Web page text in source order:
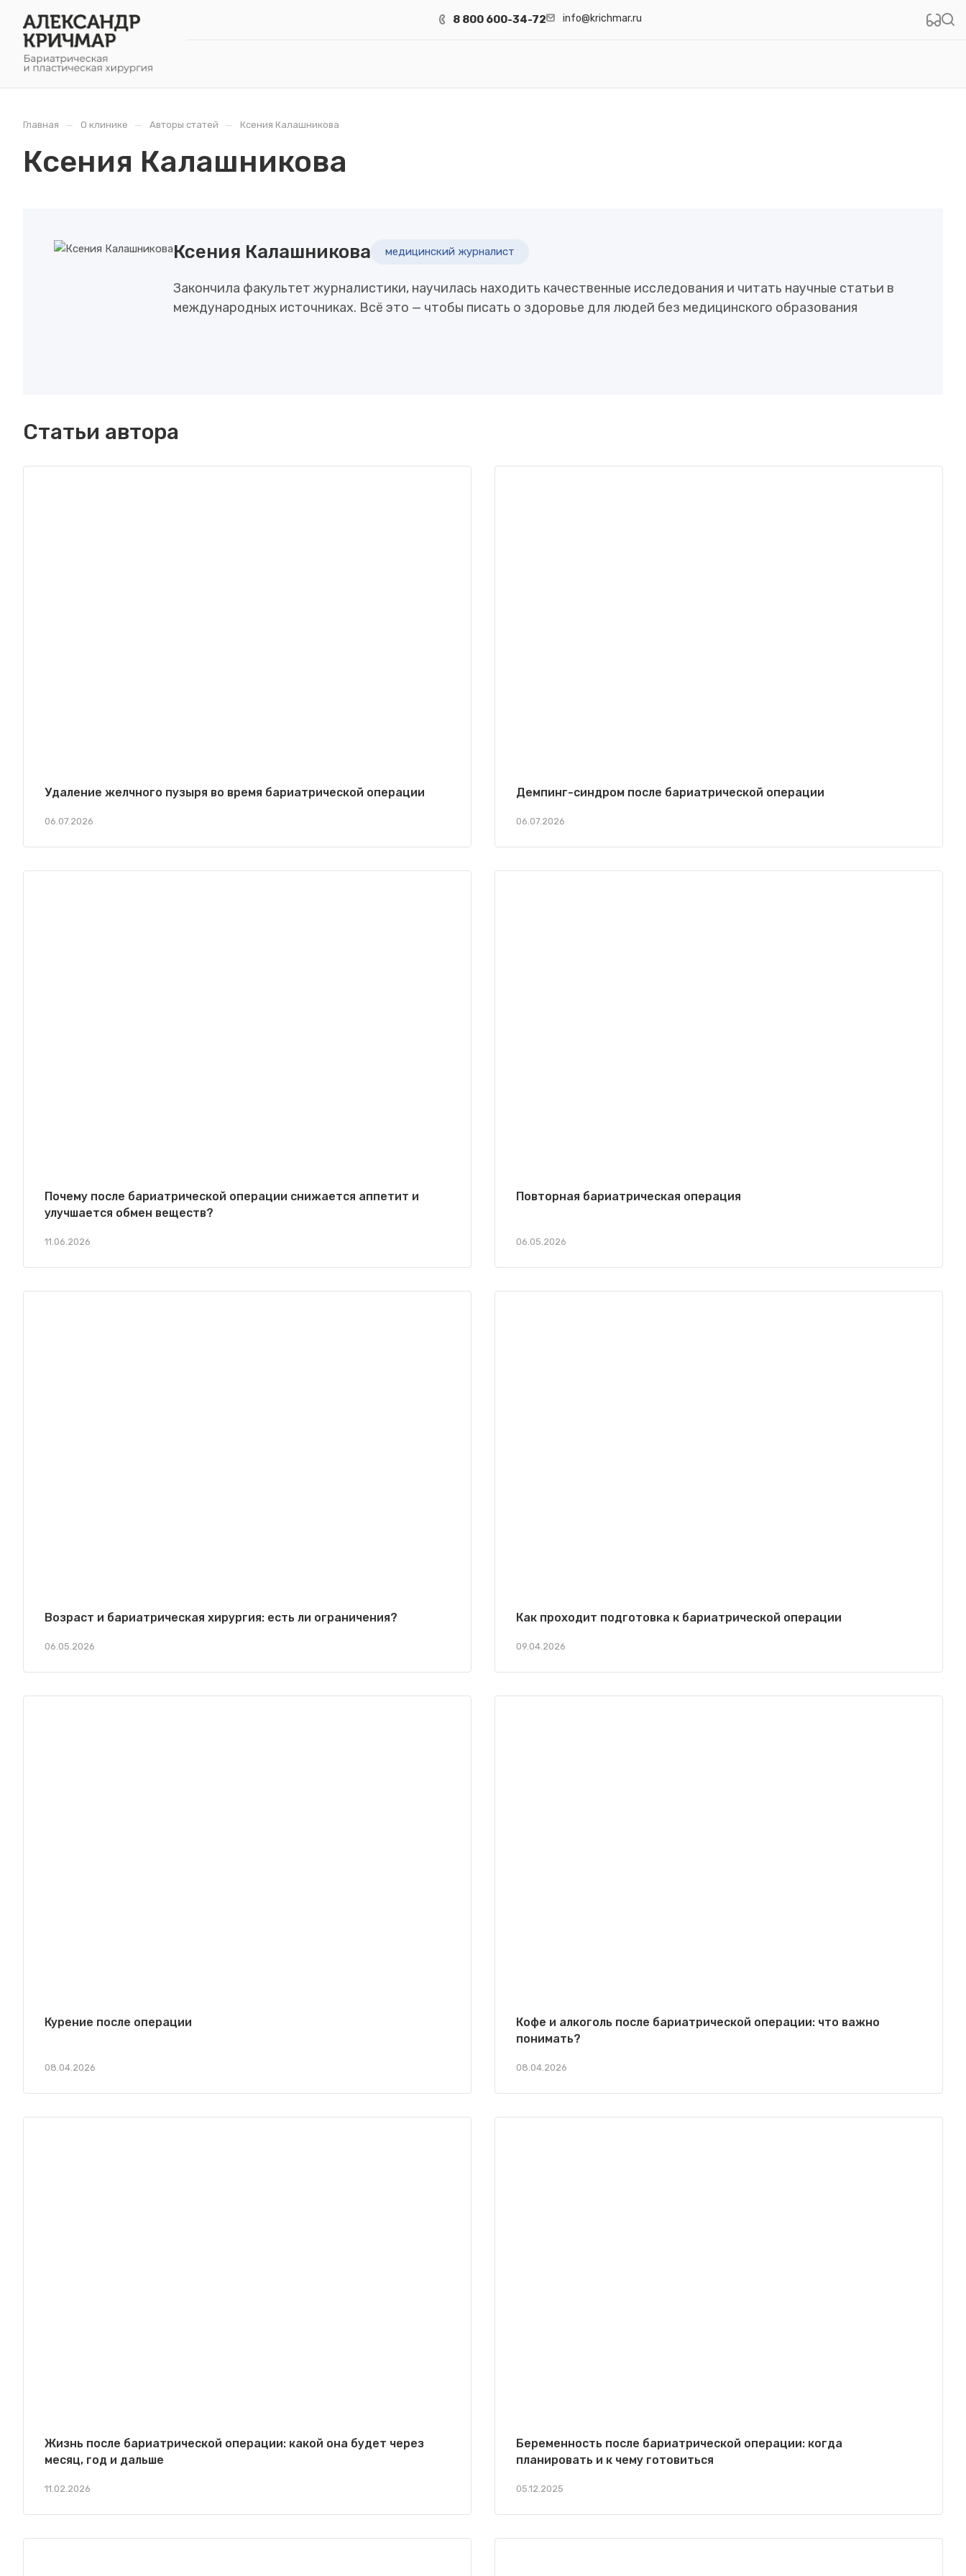
8 800 600-34-72 info@krichmar.ru
Главная — О клинике — Авторы статей — Ксения Калашникова
Ксения Калашникова
Ксения Калашникова медицинский журналист
Закончила факультет журналистики, научилась находить качественные исследования и читать научные статьи в
международных источниках. Всё это — чтобы писать о здоровье для людей без медицинского образования
Статьи автора
06.07.2026
Удаление желчного пузыря во время бариатрической операции
06.07.2026
Демпинг-синдром после бариатрической операции
11.06.2026
Почему после бариатрической операции снижается аппетит и
улучшается обмен веществ?
06.05.2026
Повторная бариатрическая операция
06.05.2026
Возраст и бариатрическая хирургия: есть ли ограничения?
09.04.2026
Как проходит подготовка к бариатрической операции
08.04.2026
Курение после операции
08.04.2026
Кофе и алкоголь после бариатрической операции: что важно
понимать?
11.02.2026
Жизнь после бариатрической операции: какой она будет через
месяц, год и дальше
05.12.2025
Беременность после бариатрической операции: когда
планировать и к чему готовиться